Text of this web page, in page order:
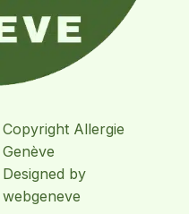
Copyright Allergie
Genève
Designed by
webgeneve